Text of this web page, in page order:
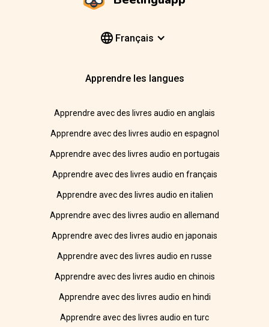
Français
Apprendre les langues
Apprendre avec des livres audio en anglais
Apprendre avec des livres audio en espagnol
Apprendre avec des livres audio en portugais
Apprendre avec des livres audio en français
Apprendre avec des livres audio en italien
Apprendre avec des livres audio en allemand
Apprendre avec des livres audio en japonais
Apprendre avec des livres audio en russe
Apprendre avec des livres audio en chinois
Apprendre avec des livres audio en hindi
Apprendre avec des livres audio en turc